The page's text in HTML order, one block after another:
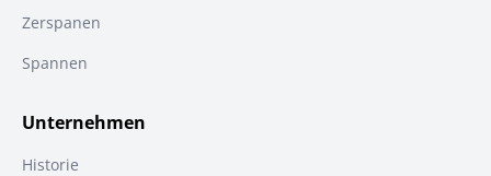
Zerspanen
Spannen
Unternehmen
Historie